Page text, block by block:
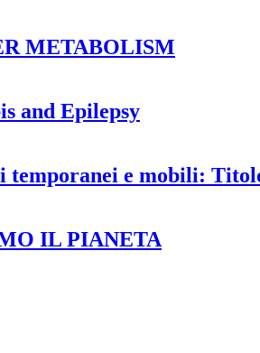
METABOLISM
and Epilepsy
temporanei e mobili:
IL PIANETA